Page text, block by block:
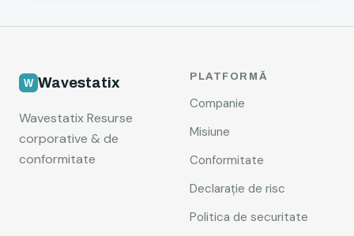
Wavestatix
Wavestatix Resurse
corporative & de
conformitate
PLATFORMĂ
Companie
Misiune
Conformitate
Declarație de risc
Politica de securitate